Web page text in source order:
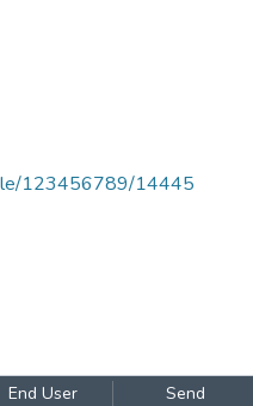
123456789/14445
End User
Send